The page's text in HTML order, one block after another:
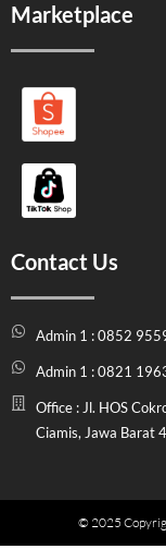
Marketplace
Contact Us
Admin 1 : 0852
Admin 1 : 0821
Office : Jl. HOS
Ciamis, Jawa Barat
© 2025